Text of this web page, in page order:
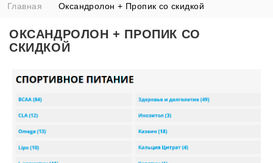
Главная Оксандролон + Пропик со скидкой
ОКСАНДРОЛОН + ПРОПИК СО
СКИДКОЙ